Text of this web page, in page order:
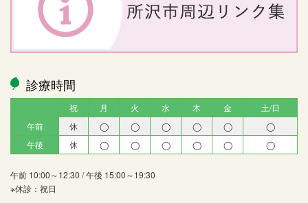
診療時間
祝 月 火 水 木 金
土/日
午前
休 ◯ ◯ ◯ ◯ ◯
◯
午後
休 ◯ ◯ ◯ ◯ ◯ ◯
午前 10:00～12:30 / 午後 15:00～19:30
※休診：祝日